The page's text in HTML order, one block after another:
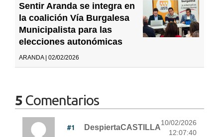
Sentir Aranda se integra en
la coalición Vía Burgalesa
Municipalista para las
elecciones autonómicas
ARANDA | 02/02/2026
5 Comentarios
#1 DespiertaCASTILLA
10/02/2026
12:07:40